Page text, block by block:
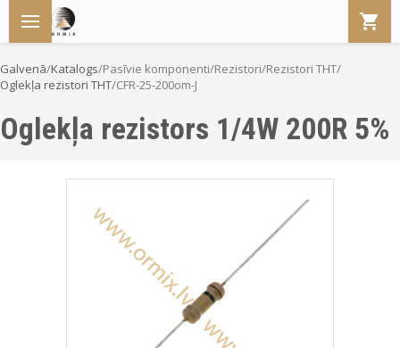
Galvenā/Katalogs/Pasīvie komponenti/Rezistori/Rezistori THT/
Oglekļa rezistori THT/CFR-25-200om-J
Oglekļa rezistors 1/4W 200R 5%